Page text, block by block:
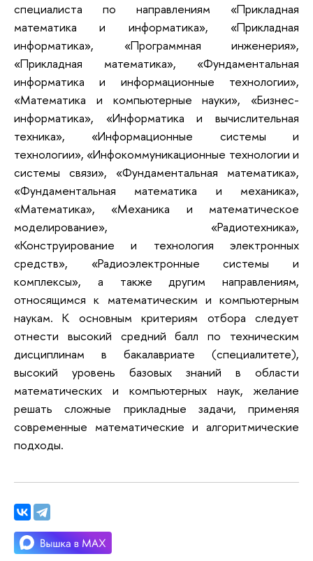
специалиста по направлениям «Прикладная
математика и информатика», «Прикладная
информатика», «Программная инженерия»,
«Прикладная математика», «Фундаментальная
информатика и информационные технологии»,
«Математика и компьютерные науки», «Бизнес-
информатика», «Информатика и вычислительная
техника», «Информационные системы и
технологии», «Инфокоммуникационные технологии и
системы связи», «Фундаментальная математика»,
«Фундаментальная математика и механика»,
«Математика», «Механика и математическое
моделирование», «Радиотехника»,
«Конструирование и технология электронных
средств», «Радиоэлектронные системы и
комплексы», а также другим направлениям,
относящимся к математическим и компьютерным
наукам. К основным критериям отбора следует
отнести высокий средний балл по техническим
дисциплинам в бакалавриате (специалитете),
высокий уровень базовых знаний в области
математических и компьютерных наук, желание
решать сложные прикладные задачи, применяя
современные математические и алгоритмические
подходы.